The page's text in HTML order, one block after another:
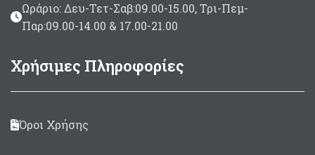
Ωράριο: Δευ-Τετ-Σαβ:09.00-15.00, Τρι-Πεμ-
Παρ:09.00-14.00 & 17.00-21.00
Χρήσιμες Πληροφορίες
Όροι Χρήσης